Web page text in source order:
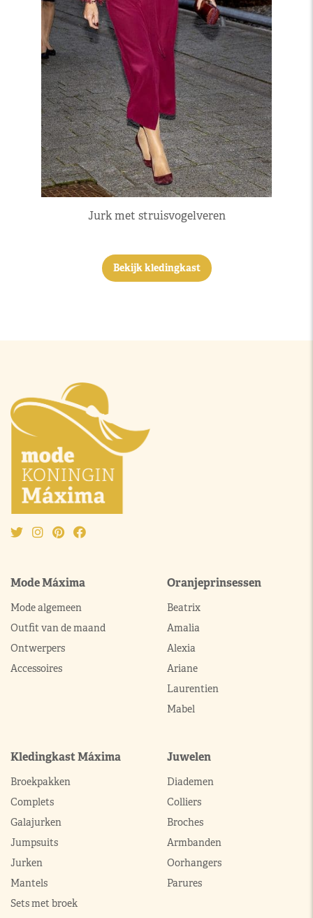
Jurk met struisvogelveren
Bekijk kledingkast
Mode Máxima
Mode algemeen
Outfit van de maand
Ontwerpers
Accessoires
Oranjeprinsessen
Beatrix
Amalia
Alexia
Ariane
Laurentien
Mabel
Kledingkast Máxima
Broekpakken
Complets
Galajurken
Jumpsuits
Jurken
Mantels
Sets met broek
Juwelen
Diademen
Colliers
Broches
Armbanden
Oorhangers
Parures